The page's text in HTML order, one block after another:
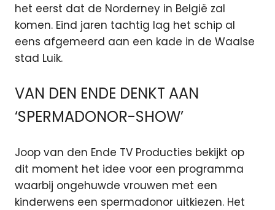
het eerst dat de Norderney in België zal
komen. Eind jaren tachtig lag het schip al
eens afgemeerd aan een kade in de Waalse
stad Luik.
VAN DEN ENDE DENKT AAN
‘SPERMADONOR-SHOW’
Joop van den Ende TV Producties bekijkt op
dit moment het idee voor een programma
waarbij ongehuwde vrouwen met een
kinderwens een spermadonor uitkiezen. Het